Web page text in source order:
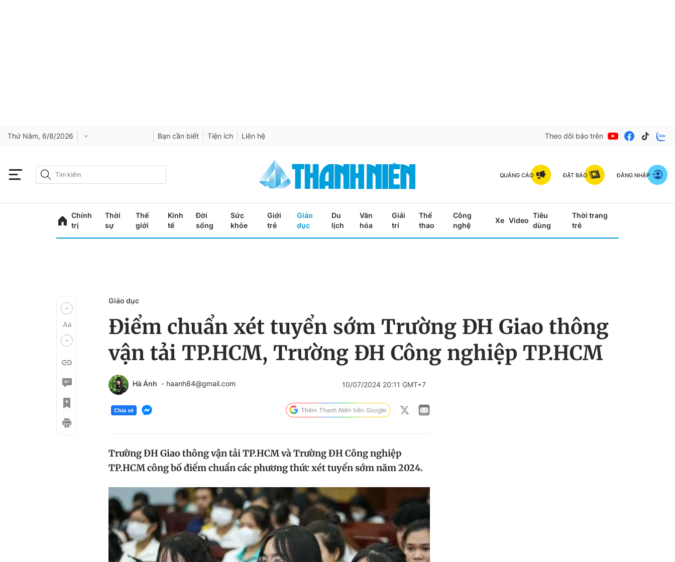
Thứ Năm, 6/8/2026 Bạn cần biết Tiện ích Liên hệ Theo dõi báo trên
QUẢNG CÁO ĐẶT BÁO ĐĂNG NHẬP
Chính
trị
Thời
sự
Thế
giới
Kinh
tế
Đời
sống
Sức
khỏe
Giới
trẻ
Giáo
dục
Du
lịch
Văn
hóa
Giải
trí
Thể
thao
Công
nghệ
Xe Video
Tiêu
dùng
Thời trang
trẻ
Giáo dục
Điểm chuẩn xét tuyển sớm Trường ĐH Giao thông
vận tải TP.HCM, Trường ĐH Công nghiệp TP.HCM
Hà Ánh - haanh84@gmail.com 10/07/2024 20:11 GMT+7
Chia sẻ
Trường ĐH Giao thông vận tải TP.HCM và Trường ĐH Công nghiệp
TP.HCM công bố điểm chuẩn các phương thức xét tuyển sớm năm 2024.